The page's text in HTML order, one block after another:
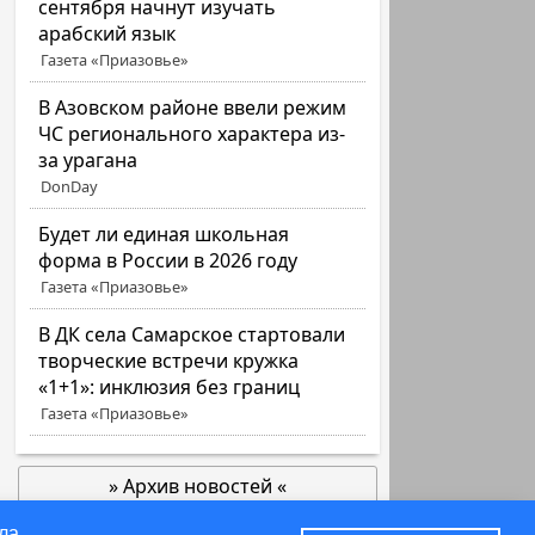
сентября начнут изучать
арабский язык
Газета «Приазовье»
В Азовском районе ввели режим
ЧС регионального характера из-
за урагана
DonDay
Будет ли единая школьная
форма в России в 2026 году
Газета «Приазовье»
В ДК села Самарское стартовали
творческие встречи кружка
«1+1»: инклюзия без границ
Газета «Приазовье»
» Архив новостей «
позже